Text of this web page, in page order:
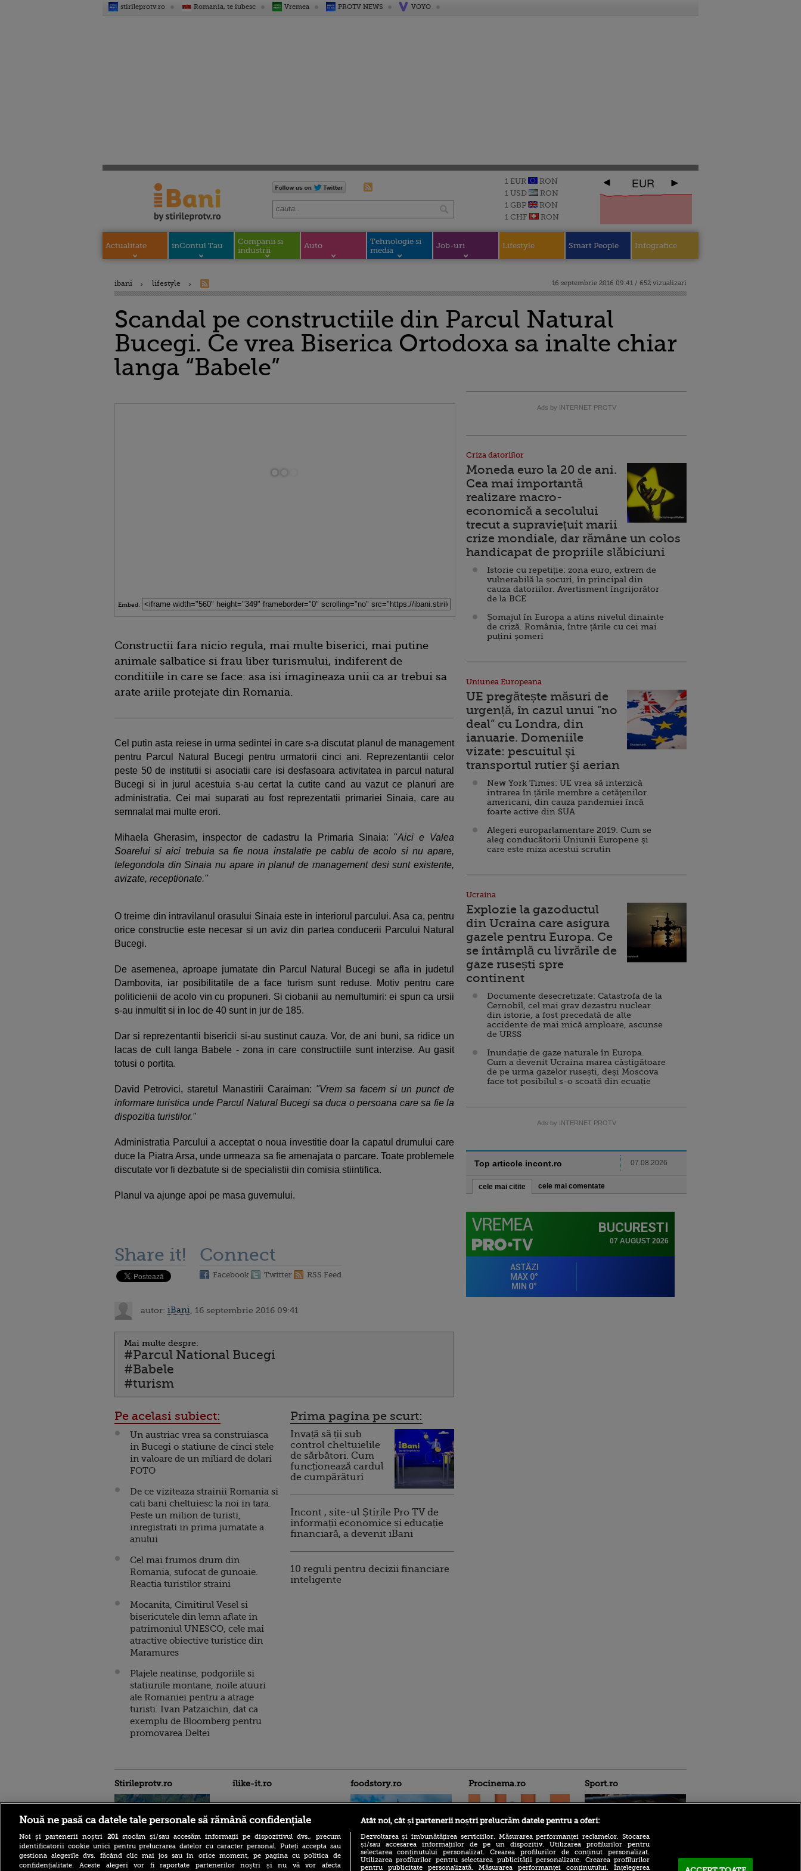
stirileprotv.ro Romania, te iubesc Vremea PROTV NEWS VOYO
1 EUR
RON
1 USD
RON
1 GBP
RON
1 CHF
RON
EUR
Actualitate inContul Tau
Companii si
industrii
Auto
Tehnologie si
media
Job-uri Lifestyle Smart People Infografice
ibani lifestyle 16 septembrie 2016 09:41 / 652 vizualizari
Scandal pe constructiile din Parcul Natural
Bucegi. Ce vrea Biserica Ortodoxa sa inalte chiar
langa “Babele”
Embed:
Constructii fara nicio regula, mai multe biserici, mai putine
animale salbatice si frau liber turismului, indiferent de
conditiile in care se face: asa isi imagineaza unii ca ar trebui sa
arate ariile protejate din Romania.
Cel putin asta reiese in urma sedintei in care s-a discutat planul de management
pentru Parcul Natural Bucegi pentru urmatorii cinci ani. Reprezentantii celor
peste 50 de institutii si asociatii care isi desfasoara activitatea in parcul natural
Bucegi si in jurul acestuia s-au certat la cutite cand au vazut ce planuri are
administratia. Cei mai suparati au fost reprezentatii primariei Sinaia, care au
semnalat mai multe erori.
Mihaela Gherasim, inspector de cadastru la Primaria Sinaia: "Aici e Valea
Soarelui si aici trebuia sa fie noua instalatie pe cablu de acolo si nu apare,
telegondola din Sinaia nu apare in planul de management desi sunt existente,
avizate, receptionate."
O treime din intravilanul orasului Sinaia este in interiorul parcului. Asa ca, pentru
orice constructie este necesar si un aviz din partea conducerii Parcului Natural
Bucegi.
De asemenea, aproape jumatate din Parcul Natural Bucegi se afla in judetul
Dambovita, iar posibilitatile de a face turism sunt reduse. Motiv pentru care
politicienii de acolo vin cu propuneri. Si ciobanii au nemultumiri: ei spun ca ursii
s-au inmultit si in loc de 40 sunt in jur de 185.
Dar si reprezentantii bisericii si-au sustinut cauza. Vor, de ani buni, sa ridice un
lacas de cult langa Babele - zona in care constructiile sunt interzise. Au gasit
totusi o portita.
David Petrovici, staretul Manastirii Caraiman: "Vrem sa facem si un punct de
informare turistica unde Parcul Natural Bucegi sa duca o persoana care sa fie la
dispozitia turistilor."
Administratia Parcului a acceptat o noua investitie doar la capatul drumului care
duce la Piatra Arsa, unde urmeaza sa fie amenajata o parcare. Toate problemele
discutate vor fi dezbatute si de specialistii din comisia stiintifica.
Planul va ajunge apoi pe masa guvernului.
Share it! Connect
Facebook Twitter RSS Feed
autor: iBani , 16 septembrie 2016 09:41
Mai multe despre:
#Parcul National Bucegi
#Babele
#turism
Pe acelasi subiect:
Un austriac vrea sa construiasca
in Bucegi o statiune de cinci stele
in valoare de un miliard de dolari
FOTO
De ce viziteaza strainii Romania si
cati bani cheltuiesc la noi in tara.
Peste un milion de turisti,
inregistrati in prima jumatate a
anului
Cel mai frumos drum din
Romania, sufocat de gunoaie.
Reactia turistilor straini
Mocanita, Cimitirul Vesel si
bisericutele din lemn aflate in
patrimoniul UNESCO, cele mai
atractive obiective turistice din
Maramures
Plajele neatinse, podgoriile si
statiunile montane, noile atuuri
ale Romaniei pentru a atrage
turisti. Ivan Patzaichin, dat ca
exemplu de Bloomberg pentru
promovarea Deltei
Prima pagina pe scurt:
Invață să ții sub
control cheltuielile
de sărbători. Cum
funcționează cardul
de cumpărături
Incont , site-ul Știrile Pro TV de
informații economice și educație
financiară, a devenit iBani
10 reguli pentru decizii financiare
inteligente
Ads by INTERNET PROTV
Criza datoriilor
Moneda euro la 20 de ani.
Cea mai importantă
realizare macro-
economică a secolului
trecut a supraviețuit marii
crize mondiale, dar rămâne un colos
handicapat de propriile slăbiciuni
Istorie cu repetiție: zona euro, extrem de
vulnerabilă la șocuri, în principal din
cauza datoriilor. Avertisment îngrijorător
de la BCE
Șomajul în Europa a atins nivelul dinainte
de criză. România, între țările cu cei mai
puțini șomeri
Uniunea Europeana
UE pregătește măsuri de
urgență, în cazul unui ”no
deal” cu Londra, din
ianuarie. Domeniile
vizate: pescuitul şi
transportul rutier şi aerian
New York Times: UE vrea să interzică
intrarea în țările membre a cetăţenilor
americani, din cauza pandemiei încă
foarte active din SUA
Alegeri europarlamentare 2019: Cum se
aleg conducătorii Uniunii Europene și
care este miza acestui scrutin
Ucraina
Explozie la gazoductul
din Ucraina care asigura
gazele pentru Europa. Ce
se întâmplă cu livrările de
gaze rusești spre
continent
Documente desecretizate: Catastrofa de la
Cernobîl, cel mai grav dezastru nuclear
din istorie, a fost precedată de alte
accidente de mai mică amploare, ascunse
de URSS
Inundație de gaze naturale în Europa.
Cum a devenit Ucraina marea câștigătoare
de pe urma gazelor rusești, deși Moscova
face tot posibilul s-o scoată din ecuație
Ads by INTERNET PROTV
Top articole incont.ro 07.08.2026
cele mai citite cele mai comentate
Stirileprotv.ro ilike-it.ro foodstory.ro Procinema.ro Sport.ro
Nouă ne pasă ca datele tale personale să rămână confidențiale
Noi și partenerii noștri 201stocăm și/sau accesăm informații pe dispozitivul dvs., precum
identificatorii cookie unici pentru prelucrarea datelor cu caracter personal. Puteți accepta sau
gestiona alegerile dvs. făcând clic mai jos sau în orice moment, pe pagina cu politica de
confidențialitate. Aceste alegeri vor fi raportate partenerilor noștri și nu vă vor afecta
Atât noi, cât și partenerii noștri prelucrăm datele pentru a oferi:
Dezvoltarea și îmbunătățirea serviciilor. Măsurarea performanței reclamelor. Stocarea
și/sau accesarea informațiilor de pe un dispozitiv. Utilizarea profilurilor pentru
selectarea conținutului personalizat. Crearea profilurilor de conținut personalizat.
Utilizarea profilurilor pentru selectarea publicității personalizate. Crearea profilurilor
pentru publicitate personalizată. Măsurarea performanței conținutului. Înțelegerea